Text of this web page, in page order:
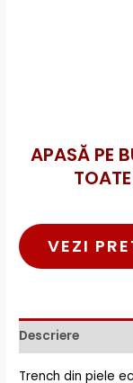
APASĂ PE
VEZI
Descriere
Trench din piele